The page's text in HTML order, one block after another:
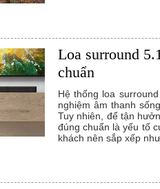
Loa surround
chuẩn
Hệ thống loa
nghiệm âm thanh
Tuy nhiên, để tận
đúng chuẩn là yếu tố
khách nên sắp xếp như